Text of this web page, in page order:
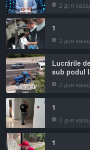
2 дня
1
2 дня
Lucrările
sub podul
2 дня
1
2 дня
1